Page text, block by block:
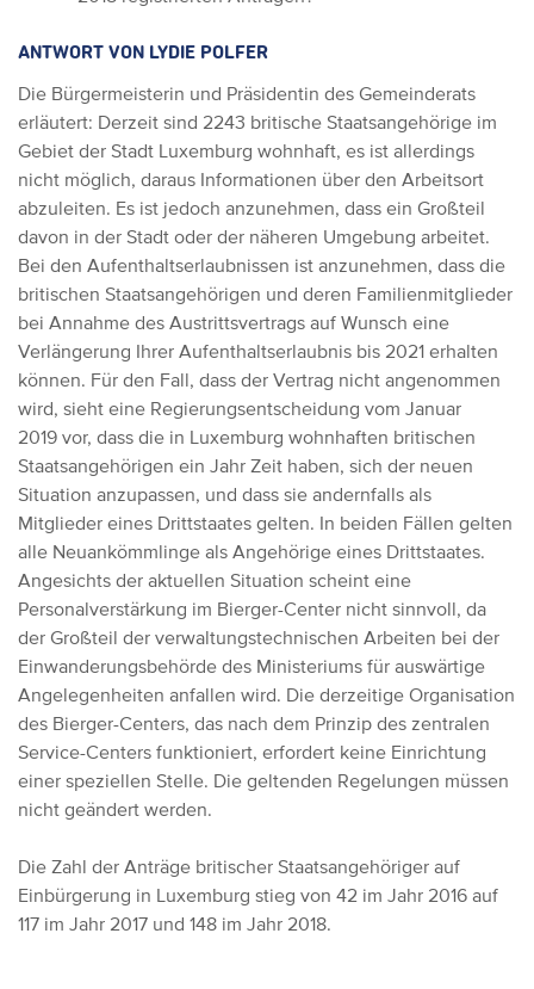
ANTWORT VON LYDIE POLFER
Die Bürgermeisterin und Präsidentin des Gemeinderats
erläutert: Derzeit sind 2243 britische Staatsangehörige im
Gebiet der Stadt Luxemburg wohnhaft, es ist allerdings
nicht möglich, daraus Informationen über den Arbeitsort
abzuleiten. Es ist jedoch anzunehmen, dass ein Großteil
davon in der Stadt oder der näheren Umgebung arbeitet.
Bei den Aufenthaltserlaubnissen ist anzunehmen, dass die
britischen Staatsangehörigen und deren Familienmitglieder
bei Annahme des Austrittsvertrags auf Wunsch eine
Verlängerung Ihrer Aufenthaltserlaubnis bis 2021 erhalten
können. Für den Fall, dass der Vertrag nicht angenommen
wird, sieht eine Regierungsentscheidung vom Januar
2019 vor, dass die in Luxemburg wohnhaften britischen
Staatsangehörigen ein Jahr Zeit haben, sich der neuen
Situation anzupassen, und dass sie andernfalls als
Mitglieder eines Drittstaates gelten. In beiden Fällen gelten
alle Neuankömmlinge als Angehörige eines Drittstaates.
Angesichts der aktuellen Situation scheint eine
Personalverstärkung im Bierger-Center nicht sinnvoll, da
der Großteil der verwaltungstechnischen Arbeiten bei der
Einwanderungsbehörde des Ministeriums für auswärtige
Angelegenheiten anfallen wird. Die derzeitige Organisation
des Bierger-Centers, das nach dem Prinzip des zentralen
Service-Centers funktioniert, erfordert keine Einrichtung
einer speziellen Stelle. Die geltenden Regelungen müssen
nicht geändert werden.
Die Zahl der Anträge britischer Staatsangehöriger auf
Einbürgerung in Luxemburg stieg von 42 im Jahr 2016 auf
117 im Jahr 2017 und 148 im Jahr 2018.